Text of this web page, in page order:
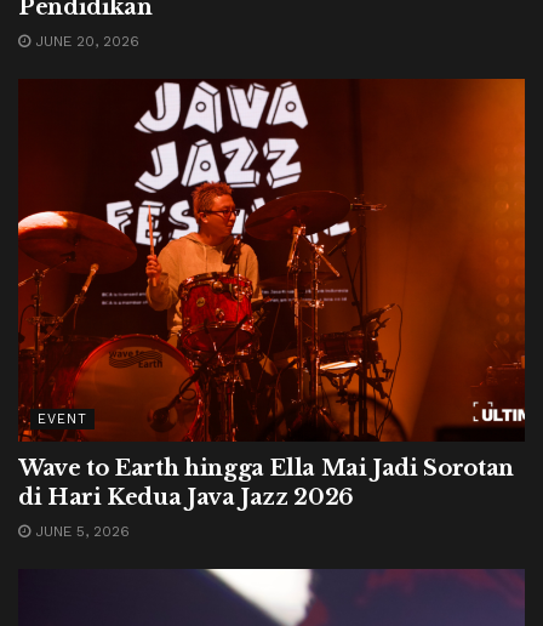
Pendidikan
JUNE 20, 2026
EVENT
Wave to Earth hingga Ella Mai Jadi Sorotan
di Hari Kedua Java Jazz 2026
JUNE 5, 2026